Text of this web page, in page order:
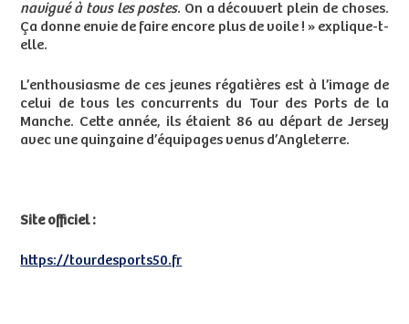
navigué à tous les postes. On a découvert plein de choses.
Ça donne envie de faire encore plus de voile ! » explique-t-
elle.
L’enthousiasme de ces jeunes régatières est à l’image de
celui de tous les concurrents du Tour des Ports de la
Manche. Cette année, ils étaient 86 au départ de Jersey
avec une quinzaine d’équipages venus d’Angleterre.
Site officiel :
https://tourdesports50.fr